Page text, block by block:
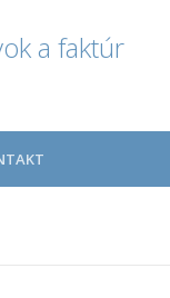
a faktúr